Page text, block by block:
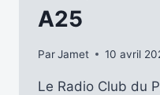
EST
A25
ParJamet 10 avril
Le Radio Club du